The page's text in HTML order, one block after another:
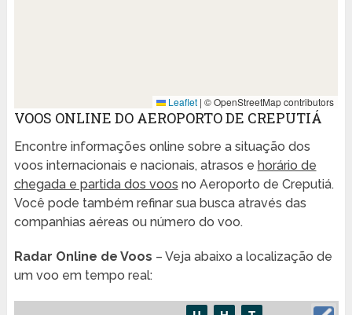
Leaflet | © OpenStreetMap contributors
VOOS ONLINE DO AEROPORTO DE CREPUTIÁ
Encontre informações online sobre a situação dos
voos internacionais e nacionais, atrasos e horário de
chegada e partida dos voos no Aeroporto de Creputiá.
Você pode também refinar sua busca através das
companhias aéreas ou número do voo.
Radar Online de Voos – Veja abaixo a localização de
um voo em tempo real: